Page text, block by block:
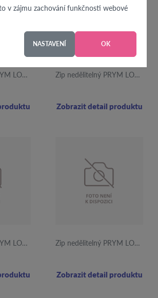
v zájmu zachování funkčnosti webové
NASTAVENÍ OK
Zip nedělitelný PRYM LOVE 40cm tmavě modrý Zip nedělitelný PRYM LOVE 40cm fuchsiový
Zobrazit detail produktu
Zip nedělitelný PRYM LOVE 20cm tmavě modrý Zip nedělitelný PRYM LOVE 20cm fuchsiový
Zobrazit detail produktu